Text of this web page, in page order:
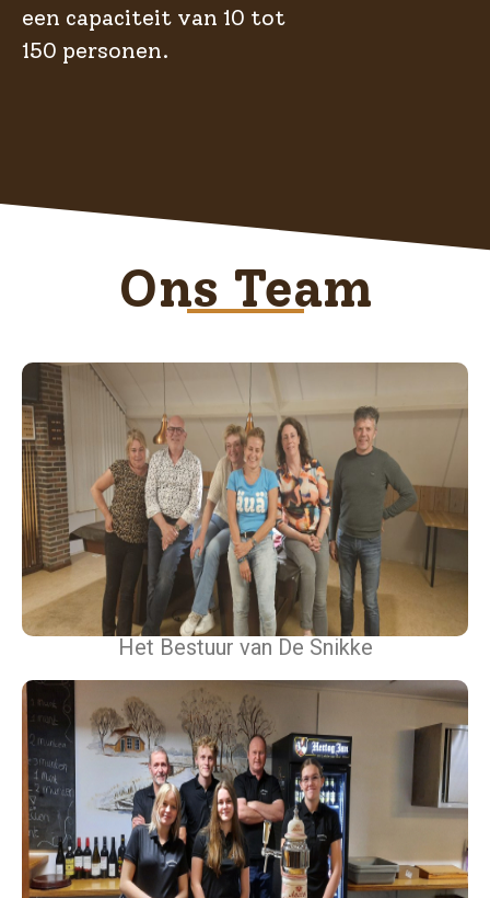
een capaciteit van 10 tot
150 personen.
Ons Team
Het Bestuur van De Snikke